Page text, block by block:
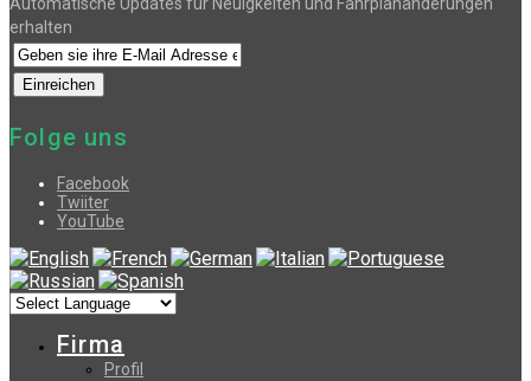
erhalten
Folge uns
Facebook
Twiiter
YouTube
Firma
Profil